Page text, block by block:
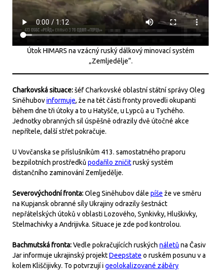
Útok HIMARS na vzácný ruský dálkový minovací systém
„Zemljedělje“.
Charkovská situace:šéf Charkovské oblastní státní správy Oleg
Siněhubovinformuje, že na tét části fronty provedli okupanti
během dne tři útoky a to u Hatyšče, u Lypců a u Tychého.
Jednotky obranných sil úspěšně odrazily dvě útočné akce
nepřítele, další střet pokračuje.
U Vovčanska se příslušníkům 413. samostatného praporu
bezpilotních prostředků podařilo zničitruský systém
distančního zaminování Zemljedělje.
Severovýchodní fronta:Oleg Siněhubov dále píše že ve směru
na Kupjansk obranné síly Ukrajiny odrazily šestnáct
nepřátelských útoků v oblasti Lozového, Synkivky, Hluškivky,
Stelmachivky a Andrijivka. Situace je zde pod kontrolou.
Bachmutská fronta:Vedle pokračujících ruských náletů na Časiv
Jar informuje ukrajinský projektDeepstate o ruském posunu v a
kolem Kliščijivky. To potvrzují igeolokalizované záběry